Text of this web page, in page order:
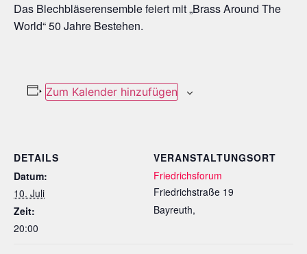
Das Blechbläserensemble feiert mit „Brass Around The
World“ 50 Jahre Bestehen.
Zum Kalender hinzufügen
DETAILS
Datum:
10. Juli
Zeit:
20:00
VERANSTALTUNGSORT
Friedrichsforum
Friedrichstraße 19
Bayreuth,